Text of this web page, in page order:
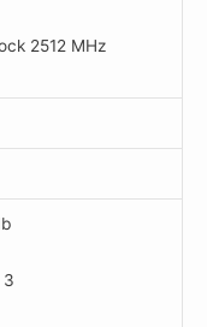
2512 MHz
3